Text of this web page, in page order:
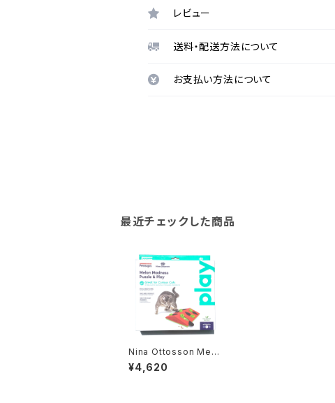
レビュー
送料・配送方法について
お支払い方法について
最近チェックした商品
Nina Ottosson Melo
n Madness Puzzle&
Play ニーナ オットソン
¥4,620